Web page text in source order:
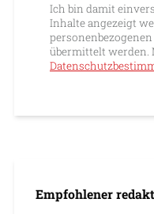
Ich bin damit
Inhalte angezeigt
übermittelt werden.
Empfohlener